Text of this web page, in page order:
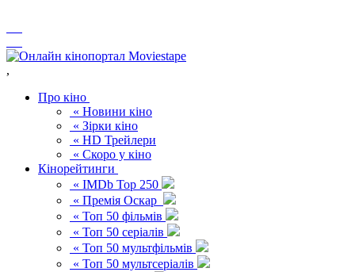
,
Про кіно
« Новини кіно
« Зірки кіно
« HD Трейлери
« Скоро у кіно
Кінорейтинги
« IMDb Top 250
« Премія Оскар
« Топ 50 фільмів
« Топ 50 серіалів
« Топ 50 мультфільмів
« Топ 50 мультсеріалів